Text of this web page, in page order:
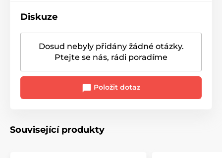
Diskuze
Dosud nebyly přidány žádné otázky.
Ptejte se nás, rádi poradíme
Položit dotaz
Související produkty